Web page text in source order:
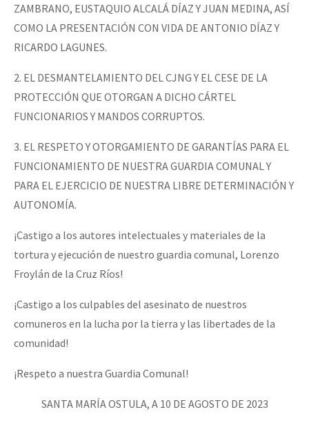
ZAMBRANO, EUSTAQUIO ALCALÁ DÍAZ Y JUAN MEDINA, ASÍ
COMO LA PRESENTACIÓN CON VIDA DE ANTONIO DÍAZ Y
RICARDO LAGUNES.
2. EL DESMANTELAMIENTO DEL CJNG Y EL CESE DE LA
PROTECCIÓN QUE OTORGAN A DICHO CÁRTEL
FUNCIONARIOS Y MANDOS CORRUPTOS.
3. EL RESPETO Y OTORGAMIENTO DE GARANTÍAS PARA EL
FUNCIONAMIENTO DE NUESTRA GUARDIA COMUNAL Y
PARA EL EJERCICIO DE NUESTRA LIBRE DETERMINACIÓN Y
AUTONOMÍA.
¡Castigo a los autores intelectuales y materiales de la
tortura y ejecución de nuestro guardia comunal, Lorenzo
Froylán de la Cruz Ríos!
¡Castigo a los culpables del asesinato de nuestros
comuneros en la lucha por la tierra y las libertades de la
comunidad!
¡Respeto a nuestra Guardia Comunal!
SANTA MARÍA OSTULA, A 10 DE AGOSTO DE 2023